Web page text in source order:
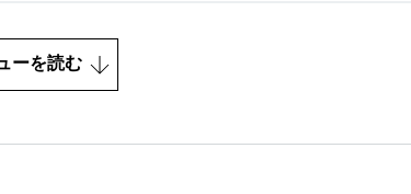
ーを読む